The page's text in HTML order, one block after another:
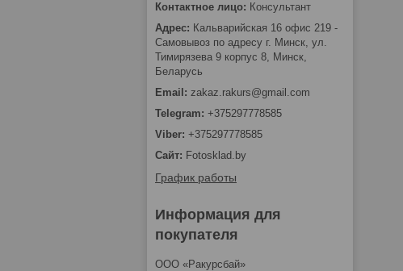
Консультант
Кальварийская 16 офис 219 -
Самовывоз по адресу г. Минск, ул.
Тимирязева 9 корпус 8, Минск,
Беларусь
zakaz.rakurs@gmail.com
+375297778585
+375297778585
Fotosklad.by
График работы
Информация для
покупателя
ООО «Ракурсбай»